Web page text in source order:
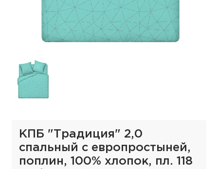
КПБ "Традиция" 2,0
спальный с европростыней,
поплин, 100% хлопок, пл. 118